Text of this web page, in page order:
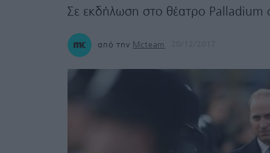
Σε εκδήλωση στο θέατρο Palladium
από την Mcteam